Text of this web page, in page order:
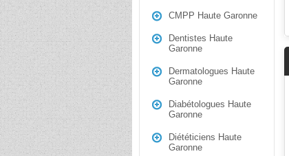
CMPP Haute Garonne
Dentistes Haute
Garonne
Dermatologues Haute
Garonne
Diabétologues Haute
Garonne
Diététiciens Haute
Garonne